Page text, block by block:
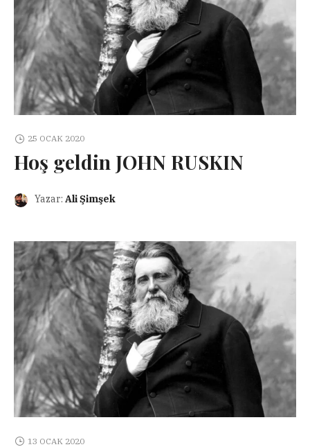
25 OCAK 2020
Hoş geldin JOHN RUSKIN
Yazar: Ali Şimşek
13 OCAK 2020